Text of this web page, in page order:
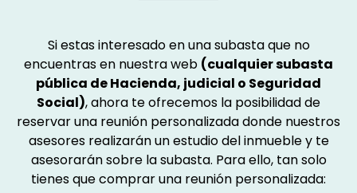
Si estas interesado en una subasta que no
encuentras en nuestra web (cualquier subasta
pública de Hacienda, judicial o Seguridad
Social), ahora te ofrecemos la posibilidad de
reservar una reunión personalizada donde nuestros
asesores realizarán un estudio del inmueble y te
asesorarán sobre la subasta. Para ello, tan solo
tienes que comprar una reunión personalizada: